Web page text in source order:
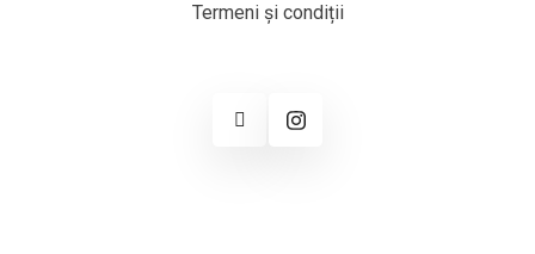
Termeni și condiții